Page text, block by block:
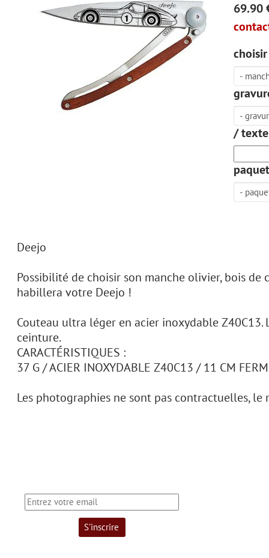
69.90
/
Deejo
Possibilité de choisir son manche olivier, bois
habillera votre Deejo !
Couteau ultra léger en acier inoxydable
ceinture.
CARACTÉRISTIQUES :
37 G / ACIER INOXYDABLE Z40C13 / 11 CM
Les photographies ne sont pas contractuelles,